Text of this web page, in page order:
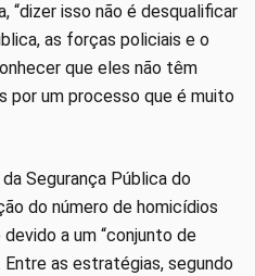
“dizer isso não é desqualificar
as forças policiais e o
que eles não têm
por um processo que é muito
Segurança Pública do
do número de homicídios
a um “conjunto de
as estratégias, segundo